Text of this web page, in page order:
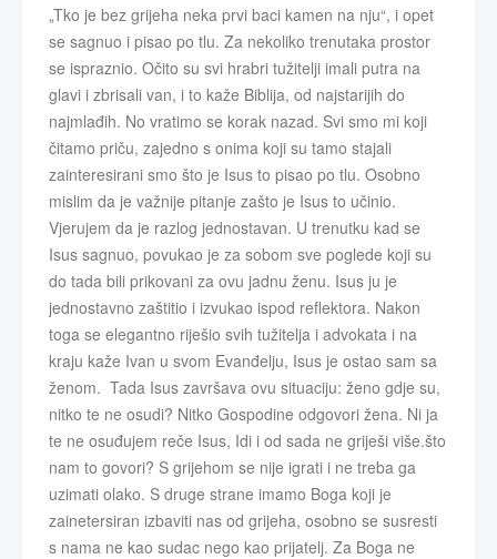
„Tko je bez grijeha neka prvi baci kamen na nju“, i opet
se sagnuo i pisao po tlu. Za nekoliko trenutaka prostor
se ispraznio. Očito su svi hrabri tužitelji imali putra na
glavi i zbrisali van, i to kaže Biblija, od najstarijih do
najmlađih. No vratimo se korak nazad. Svi smo mi koji
čitamo priču, zajedno s onima koji su tamo stajali
zainteresirani smo što je Isus to pisao po tlu. Osobno
mislim da je važnije pitanje zašto je Isus to učinio.
Vjerujem da je razlog jednostavan. U trenutku kad se
Isus sagnuo, povukao je za sobom sve poglede koji su
do tada bili prikovani za ovu jadnu ženu. Isus ju je
jednostavno zaštitio i izvukao ispod reflektora. Nakon
toga se elegantno riješio svih tužitelja i advokata i na
kraju kaže Ivan u svom Evanđelju, Isus je ostao sam sa
ženom. Tada Isus završava ovu situaciju: ženo gdje su,
nitko te ne osudi? Nitko Gospodine odgovori žena. Ni ja
te ne osuđujem reče Isus, Idi i od sada ne griješi više.što
nam to govori? S grijehom se nije igrati i ne treba ga
uzimati olako. S druge strane imamo Boga koji je
zainetersiran izbaviti nas od grijeha, osobno se susresti
s nama ne kao sudac nego kao prijatelj. Za Boga ne